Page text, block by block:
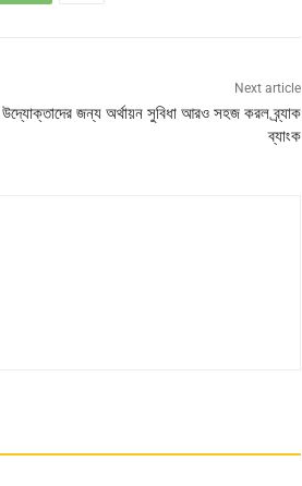
Next article
জন্য অর্থায়ন সুবিধা আরও সহজ করল ব্র্যাক
ব্যাংক